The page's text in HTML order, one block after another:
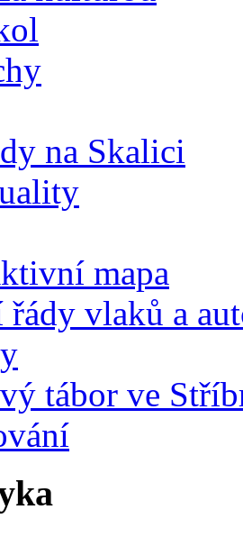
na Skalici
mapa
řády vlaků a
tábor ve